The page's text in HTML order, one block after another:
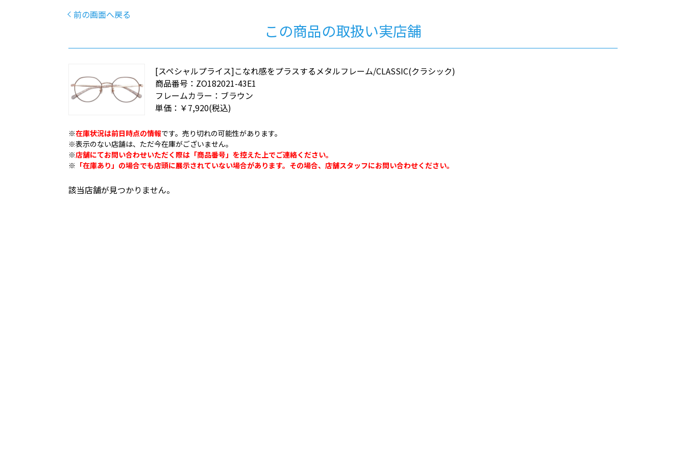
前の画面へ戻る
この商品の取扱い実店舗
[スペシャルプライス]こなれ感をプラスするメタルフレーム/CLASSIC(クラシック)
商品番号： ZO182021-43E1
フレームカラー： ブラウン
単価： ￥7,920(税込)
※在庫状況は前日時点の情報です。売り切れの可能性があります。
※表示のない店舗は、ただ今在庫がございません。
※店舗にてお問い合わせいただく際は「商品番号」を控えた上でご連絡ください。
※ 「在庫あり」の場合でも店頭に展示されていない場合があります。その場合、店舗スタッフにお問い合わせください。
該当店舗が見つかりません。